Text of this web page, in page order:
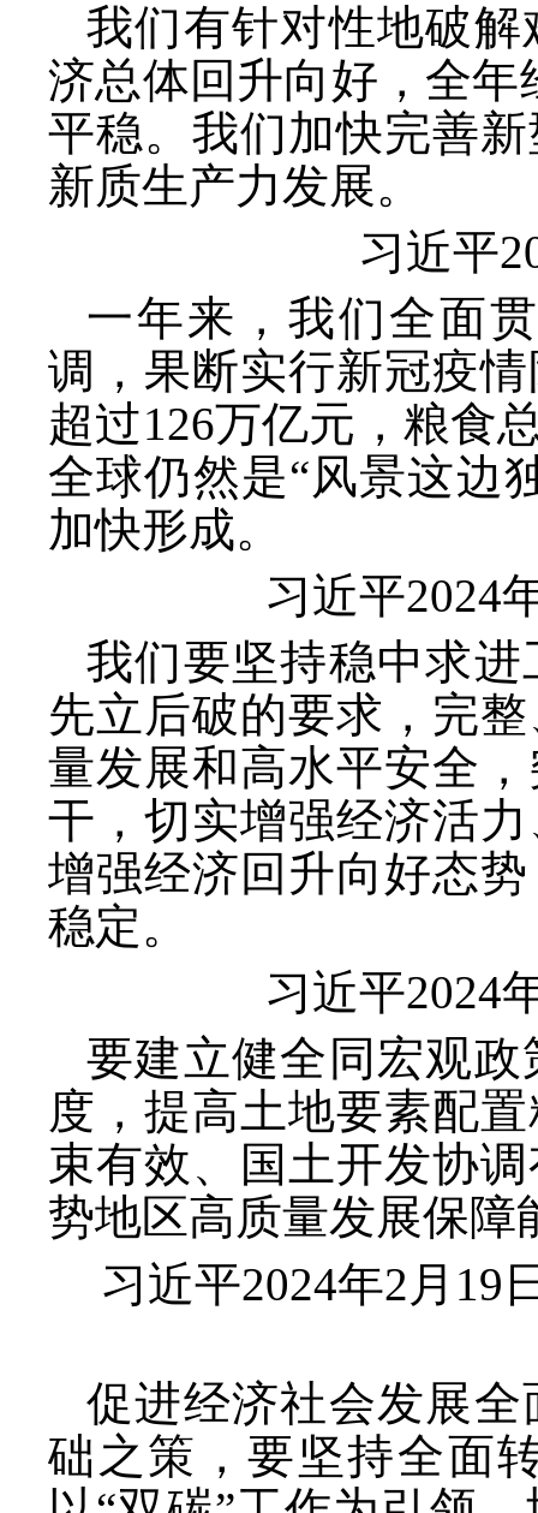
我们有针对性地破
济总体回升向好，全年
平稳。我们加快完善
新质生产力发展。
习近平
一年来，我们全面
调，果断实行新冠疫
超过126万亿元，粮食
全球仍然是“风景这边
加快形成。
习近平2024
我们要坚持稳中求
先立后破的要求，完
量发展和高水平安全
干，切实增强经济活
增强经济回升向好态
稳定。
习近平2024
要建立健全同宏观
度，提高土地要素配
束有效、国土开发协
势地区高质量发展保障
习近平2024年2月19
促进经济社会发展
础之策，要坚持全面